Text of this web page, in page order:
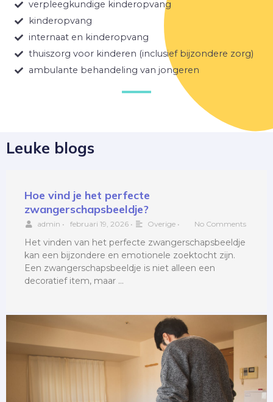
verpleegkundige kinderopvang
kinderopvang
internaat en kinderopvang
thuiszorg voor kinderen (inclusief bijzondere zorg)
ambulante behandeling van jongeren
Leuke blogs
Hoe vind je het perfecte
zwangerschapsbeeldje?
admin • februari 19, 2026 • Overige • No Comments
Het vinden van het perfecte zwangerschapsbeeldje
kan een bijzondere en emotionele zoektocht zijn.
Een zwangerschapsbeeldje is niet alleen een
decoratief item, maar …